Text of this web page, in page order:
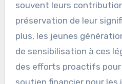
Les légendes du football
des défis pour maintenir
des perceptions
médiatique limitée et de
engagement
paysage changeant du